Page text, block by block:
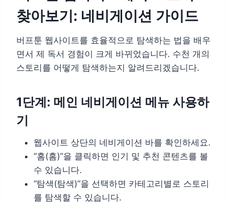
찾아보기: 네비게이션 가이드
버프툰 웹사이트를 효율적으로 탐색하는 법을 배우
면서 제 독서 경험이 크게 바뀌었습니다. 수천 개의
스토리를 어떻게 탐색하는지 알려드리겠습니다.
1단계: 메인 네비게이션 메뉴 사용하
기
웹사이트 상단의 네비게이션 바를 확인하세요.
“홈(홈)”을 클릭하면 인기 및 추천 콘텐츠를 볼
수 있습니다.
“탐색(탐색)”을 선택하면 카테고리별로 스토리
를 탐색할 수 있습니다.